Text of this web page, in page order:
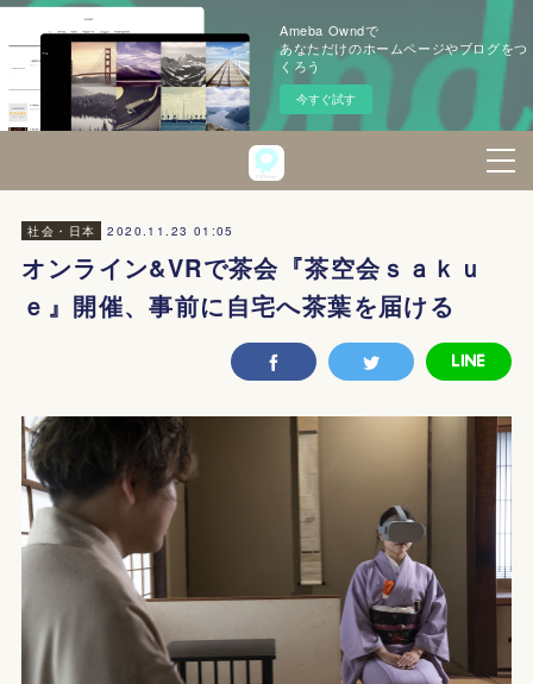
Ameba Owndで
あなただけのホームページやブログをつ
くろう
今すぐ試す
社会・日本 2020.11.23 01:05
オンライン&VRで茶会『茶空会ｓａｋｕ
ｅ』開催、事前に自宅へ茶葉を届ける